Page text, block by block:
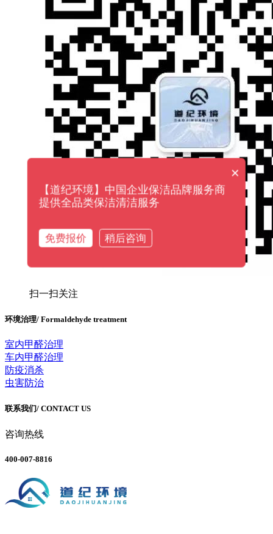
扫一扫关注
环境治理/ Formaldehyde treatment
室内甲醛治理
车内甲醛治理
防疫消杀
虫害防治
联系我们/ CONTACT US
咨询热线
400-007-8816
×
【道纪环境】中国企业保洁品牌服务商
提供全品类保洁清洁服务
免费报价 稍后咨询